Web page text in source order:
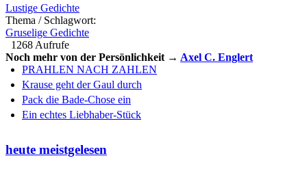
Lustige Gedichte
Thema / Schlagwort:
Gruselige Gedichte
1268 Aufrufe
Noch mehr von der Persönlichkeit → Axel C. Englert
PRAHLEN NACH ZAHLEN
Krause geht der Gaul durch
Pack die Bade-Chose ein
Ein echtes Liebhaber-Stück
heute meistgelesen